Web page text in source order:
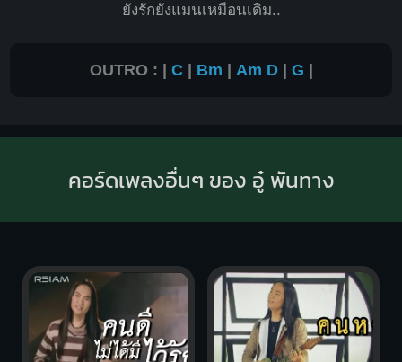
ยังรักยังแมนเหมือนเดิม..
OUTRO : | C | Bm | Am D| G |
คอร์ดเพลงอื่นๆ ของ อู๋ พันทาง